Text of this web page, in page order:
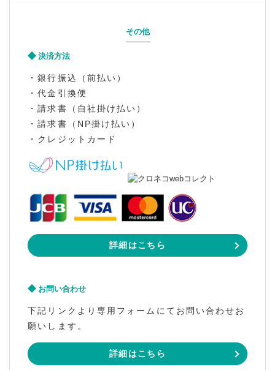
その他
決済方法
・銀行振込（前払い）
・代金引換便
・請求書（自社掛け払い）
・請求書（NP掛け払い）
・クレジットカード
詳細はこちら
お問い合わせ
下記リンクより専用フォームにてお問い合わせお
願いします。
詳細はこちら